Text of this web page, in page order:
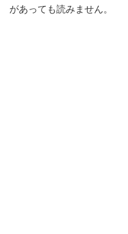
があっても読みません。